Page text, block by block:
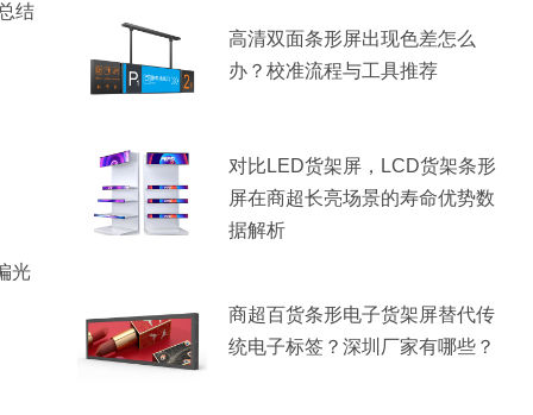
结
光
高清双面条形屏出现色差怎么
办？校准流程与工具推荐
对比LED货架屏，LCD货架条形
屏在商超长亮场景的寿命优势数
据解析
商超百货条形电子货架屏替代传
统电子标签？深圳厂家有哪些？